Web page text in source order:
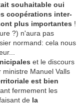
souhaitable oui
coopérations inter-
plus importantes !
?) n'aura pas
normand: cela nous
et le discours
Manuel Valls
est bien
fermement les
de la